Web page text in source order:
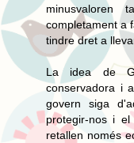
completament a
tindre dret a
La idea de
conservadora i
govern siga
protegir-nos i
retallen només